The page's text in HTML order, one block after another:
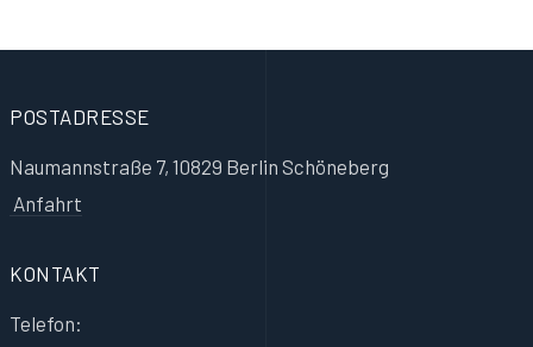
POSTADRESSE
Naumannstraße 7, 10829 Berlin Schöneberg
Anfahrt
KONTAKT
Telefon: